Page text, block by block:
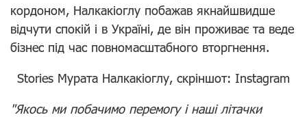
кордоном, Налкакіоглу побажав якнайшвидше
відчути спокій і в Україні, де він проживає та веде
бізнес під час повномасштабного вторгнення.
Stories Мурата Налкакіоглу, скріншот: Instagram
"Якось ми побачимо перемогу і наші літачки